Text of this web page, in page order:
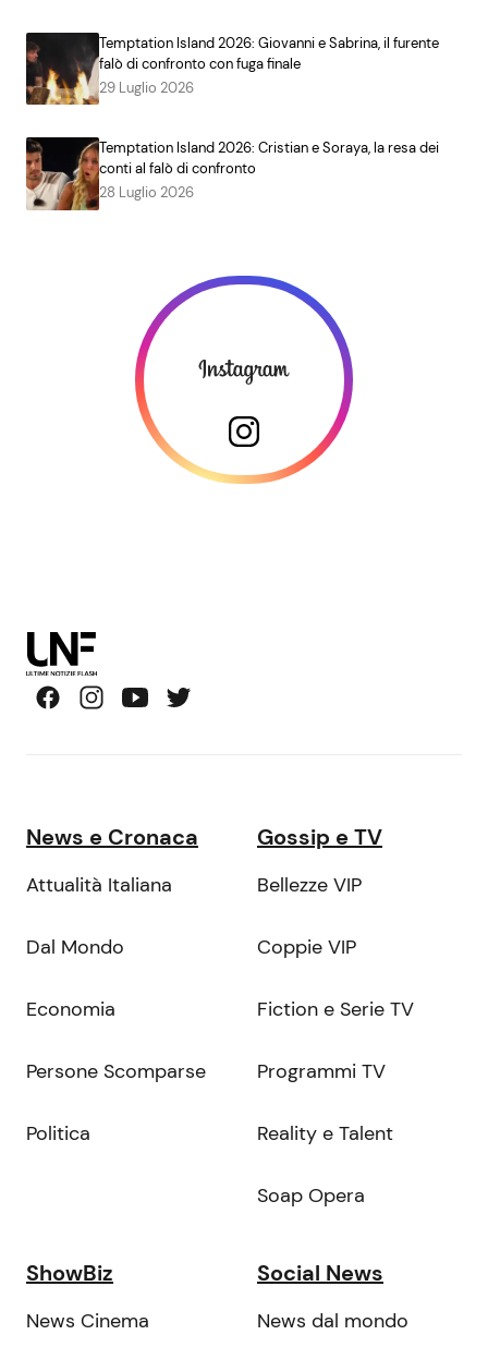
Temptation Island 2026: Giovanni e Sabrina, il furente
falò di confronto con fuga finale
29 Luglio 2026
Temptation Island 2026: Cristian e Soraya, la resa dei
conti al falò di confronto
28 Luglio 2026
News e Cronaca
Attualità Italiana
Dal Mondo
Economia
Persone Scomparse
Politica
Gossip e TV
Bellezze VIP
Coppie VIP
Fiction e Serie TV
Programmi TV
Reality e Talent
Soap Opera
ShowBiz
News Cinema
Social News
News dal mondo